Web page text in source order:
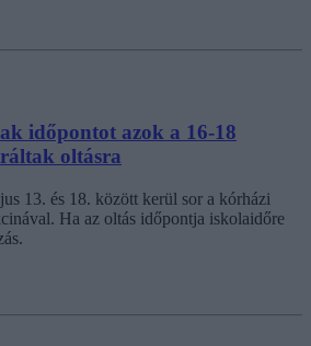
időpontot azok a 16-18
oltásra
13. és 18. között kerül sor a kórházi
Ha az oltás időpontja iskolaidőre